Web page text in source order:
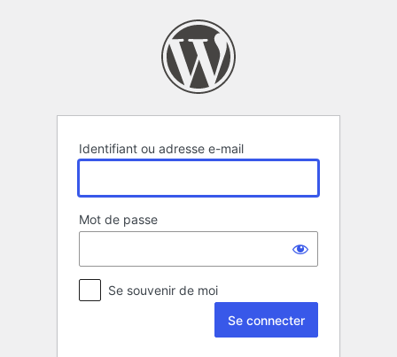
Identifiant ou adresse e-mail
Mot de passe
Se souvenir de moi